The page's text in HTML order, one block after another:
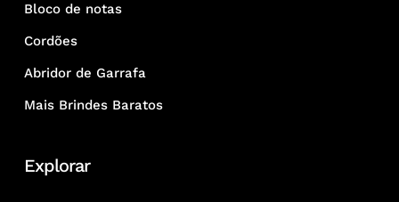
Bloco de notas
Cordões
Abridor de Garrafa
Mais Brindes Baratos
Explorar